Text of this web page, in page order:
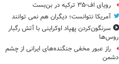
رویای اف-۳۵ ترکیه در بن‌بست
آمریکا نتوانست؛ دیگران هم نمی توانند
سرنگون‌کردن پهپاد اوکراینی با آتش رگبار
روس‌ها
راز عبور مخفی جنگنده‌های ایرانی از چشم
دشمن